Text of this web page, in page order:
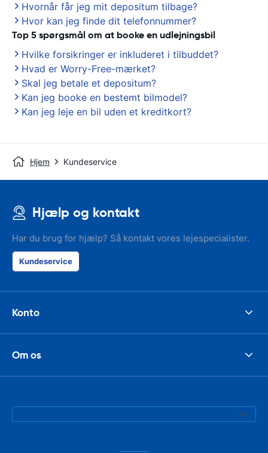
Hvornår får jeg mit depositum tilbage?
Hvor kan jeg finde dit telefonnummer?
Top 5 spørgsmål om at booke en udlejningsbil
Hvilke forsikringer er inkluderet i tilbuddet?
Hvad er Worry-Free-mærket?
Skal jeg betale et depositum?
Kan jeg booke en bestemt bilmodel?
Kan jeg leje en bil uden et kreditkort?
Hjem Kundeservice
Hjælp og kontakt
Har du brug for hjælp? Så kontakt vores lejespecialister.
Kundeservice
Konto
Om os